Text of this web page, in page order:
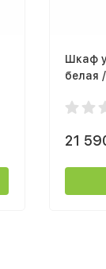
Шкаф
белая
21